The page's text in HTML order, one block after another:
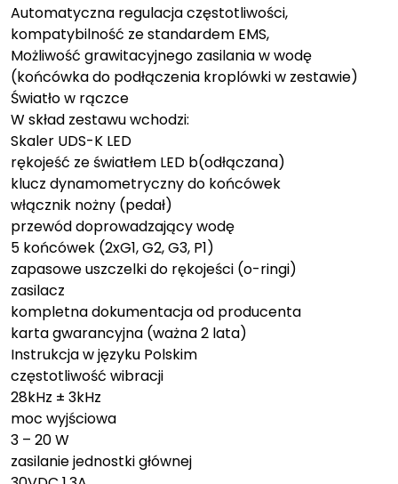
Automatyczna regulacja częstotliwości,
kompatybilność ze standardem EMS,
Możliwość grawitacyjnego zasilania w wodę
(końcówka do podłączenia kroplówki w zestawie)
Światło w rączce
W skład zestawu wchodzi:
Skaler UDS-K LED
rękojeść ze światłem LED b(odłączana)
klucz dynamometryczny do końcówek
włącznik nożny (pedał)
przewód doprowadzający wodę
5 końcówek (2xG1, G2, G3, P1)
zapasowe uszczelki do rękojeści (o-ringi)
zasilacz
kompletna dokumentacja od producenta
karta gwarancyjna (ważna 2 lata)
Instrukcja w języku Polskim
częstotliwość wibracji
28kHz ± 3kHz
moc wyjściowa
3 – 20 W
zasilanie jednostki głównej